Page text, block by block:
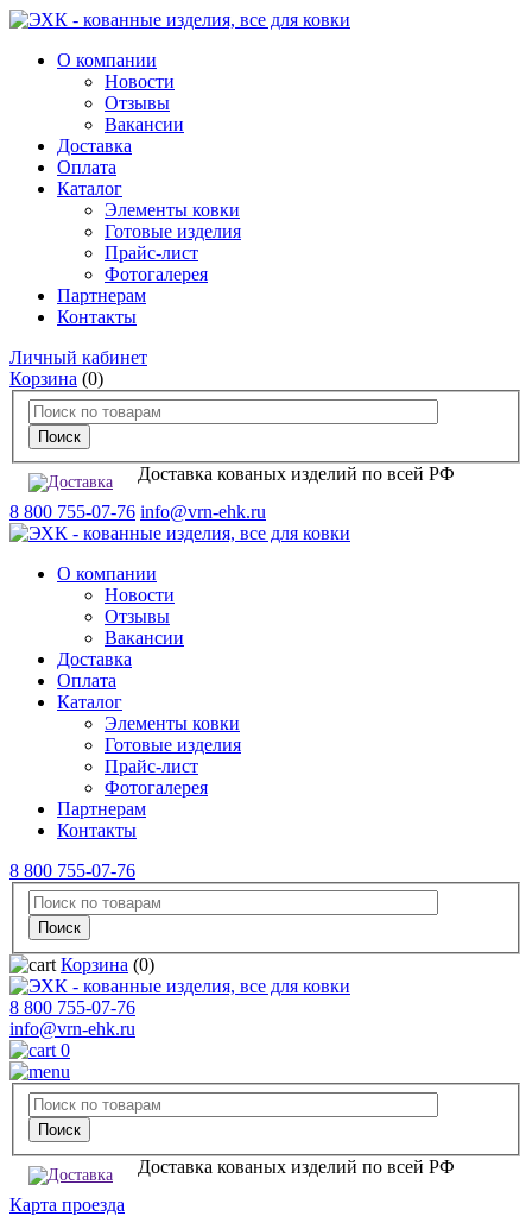
О компании
Новости
Отзывы
Вакансии
Доставка
Оплата
Каталог
Элементы ковки
Готовые изделия
Прайс-лист
Фотогалерея
Партнерам
Контакты
Личный кабинет
Корзина (0)
Доставка кованых изделий по всей РФ
8 800 755-07-76 info@vrn-ehk.ru
О компании
Новости
Отзывы
Вакансии
Доставка
Оплата
Каталог
Элементы ковки
Готовые изделия
Прайс-лист
Фотогалерея
Партнерам
Контакты
8 800 755-07-76
Корзина (0)
8 800 755-07-76
info@vrn-ehk.ru
0
Доставка кованых изделий по всей РФ
Карта проезда